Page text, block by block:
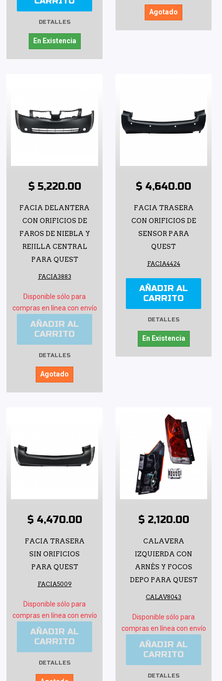
DETALLES
En Existencia
Agotado
$ 5,220.00
FACIA DELANTERA
CON ORIFICIOS DE
FAROS DE NIEBLA Y
REJILLA CENTRAL
PARA QUEST
FACIA3883
Disponible sólo para
compras en línea con envío
AÑADIR AL
CARRITO
DETALLES
Agotado
$ 4,640.00
FACIA TRASERA
CON ORIFICIOS DE
SENSOR PARA
QUEST
FACIA4424
AÑADIR AL
CARRITO
DETALLES
En Existencia
$ 4,470.00
FACIA TRASERA
SIN ORIFICIOS
PARA QUEST
FACIA5009
Disponible sólo para
compras en línea con envío
AÑADIR AL
CARRITO
DETALLES
$ 2,120.00
CALAVERA
IZQUIERDA CON
ARNÉS Y FOCOS
DEPO PARA QUEST
CALAV8043
Disponible sólo para
compras en línea con envío
AÑADIR AL
CARRITO
DETALLES